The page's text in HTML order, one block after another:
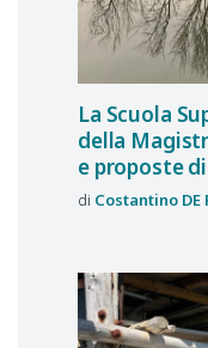
La Scuola
della
e proposte
Costantino DE